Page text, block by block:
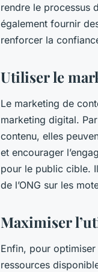
rendre le processus
également fournir
renforcer la
Utiliser le
Le marketing de
marketing digital.
contenu, elles
et encourager
pour le public cible.
de l’ONG sur les
Maximiser
Enfin, pour
ressources